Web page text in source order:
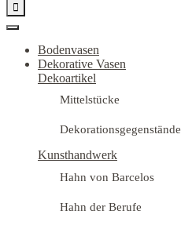

Bodenvasen
Dekorative Vasen
Dekoartikel
Mittelstücke
Dekorationsgegenstände
Kunsthandwerk
Hahn von Barcelos
Hahn der Berufe